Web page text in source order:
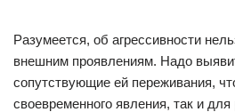
Разумеется, об агрессивности
внешним проявлениям. Надо
сопутствующие ей переживания,
своевременного явления, так и для